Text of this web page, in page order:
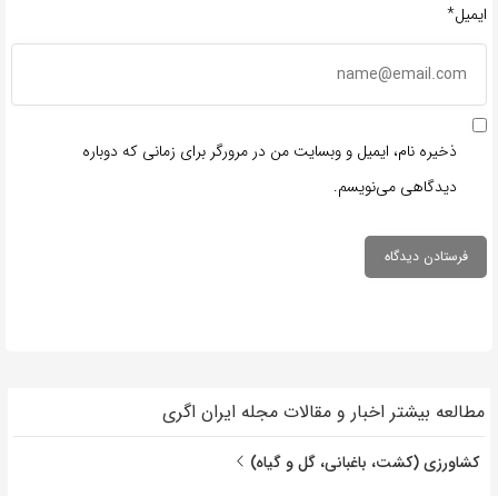
ایمیل*
ذخیره نام، ایمیل و وبسایت من در مرورگر برای زمانی که دوباره
دیدگاهی می‌نویسم.
مطالعه بیشتر اخبار و مقالات مجله ایران اگری
کشاورزی (کشت، باغبانی، گل و گیاه)